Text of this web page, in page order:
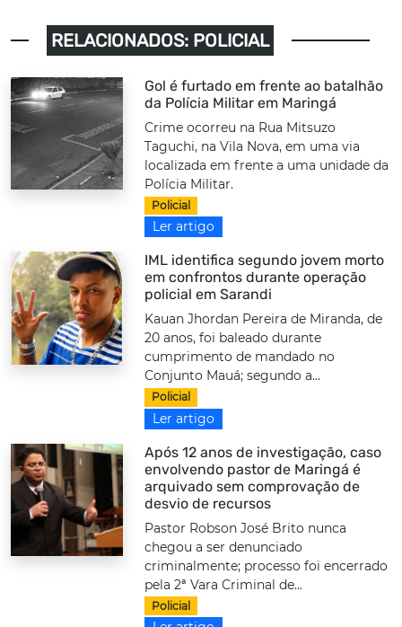
RELACIONADOS: POLICIAL
Gol é furtado em frente ao batalhão
da Polícia Militar em Maringá
Crime ocorreu na Rua Mitsuzo
Taguchi, na Vila Nova, em uma via
localizada em frente a uma unidade da
Polícia Militar.
Policial
Ler artigo
IML identifica segundo jovem morto
em confrontos durante operação
policial em Sarandi
Kauan Jhordan Pereira de Miranda, de
20 anos, foi baleado durante
cumprimento de mandado no
Conjunto Mauá; segundo a...
Policial
Ler artigo
Após 12 anos de investigação, caso
envolvendo pastor de Maringá é
arquivado sem comprovação de
desvio de recursos
Pastor Robson José Brito nunca
chegou a ser denunciado
criminalmente; processo foi encerrado
pela 2ª Vara Criminal de...
Policial